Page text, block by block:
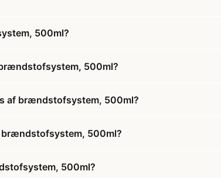
500ml?
500ml?
af brændstofsystem, 500ml?
brændstofsystem, 500ml?
500ml?